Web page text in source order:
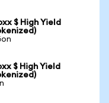
$ High Yield
$ High Yield